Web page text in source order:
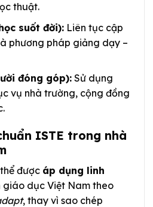
thuật.
suốt đời):Liên tục cập
phương pháp giảng dạy –
đóng góp):Sử dụng
vụ nhà trường, cộng đồng
ISTE trong nhà
được áp dụng linh
giáo dục Việt Nam theo
, thay vì sao chép